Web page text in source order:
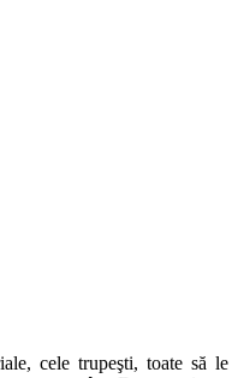
cele trupeşti, toate să le